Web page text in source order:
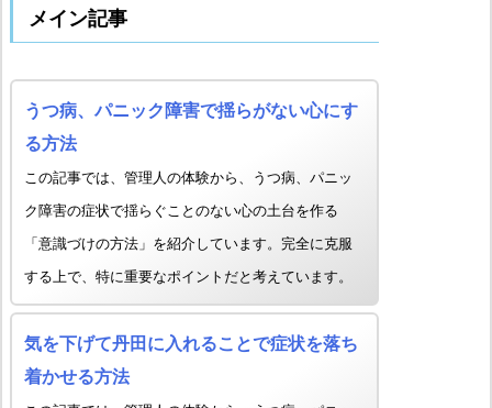
メイン記事
うつ病、パニック障害で揺らがない心にす
る方法
この記事では、管理人の体験から、うつ病、パニッ
ク障害の症状で揺らぐことのない心の土台を作る
「意識づけの方法」を紹介しています。完全に克服
する上で、特に重要なポイントだと考えています。
気を下げて丹田に入れることで症状を落ち
着かせる方法